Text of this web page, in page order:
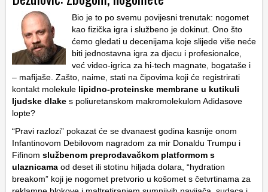
Bio je to po svemu povijesni trenutak: nogomet
kao fizička igra i službeno je dokinut. Ono što
ćemo gledati u decenijama koje slijede više neće
biti jednostavna igra za djecu i profesionalce,
već video-igrica za hi-tech magnate, bogataše i
– mafijaše. Zašto, naime, stati na čipovima koji će registrirati
kontakt molekule lipidno-proteinske membrane u kutikuli
ljudske dlake s poliuretanskom makromolekulom Adidasove
lopte?
“Pravi razlozi” pokazat će se dvanaest godina kasnije onom
Infantinovom Debilovom nagradom za mir Donaldu Trumpu i
Fifinom službenom preprodavačkom platformom s
ulaznicama od deset ili stotinu hiljada dolara, “hydration
breakom” koji je nogomet pretvorio u košomet s četvrtinama za